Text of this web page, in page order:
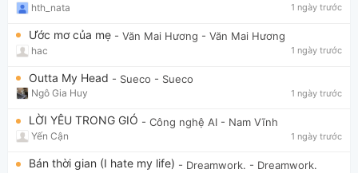
hth_nata 1 ngày trước
Ước mơ của mẹ - Văn Mai Hương - Văn Mai Hương
hac 1 ngày trước
Outta My Head - Sueco - Sueco
Ngô Gia Huy 1 ngày trước
LỜI YÊU TRONG GIÓ - Công nghệ AI - Nam Vĩnh
Yến Cận 1 ngày trước
Bán thời gian (I hate my life) - Dreamwork. - Dreamwork.